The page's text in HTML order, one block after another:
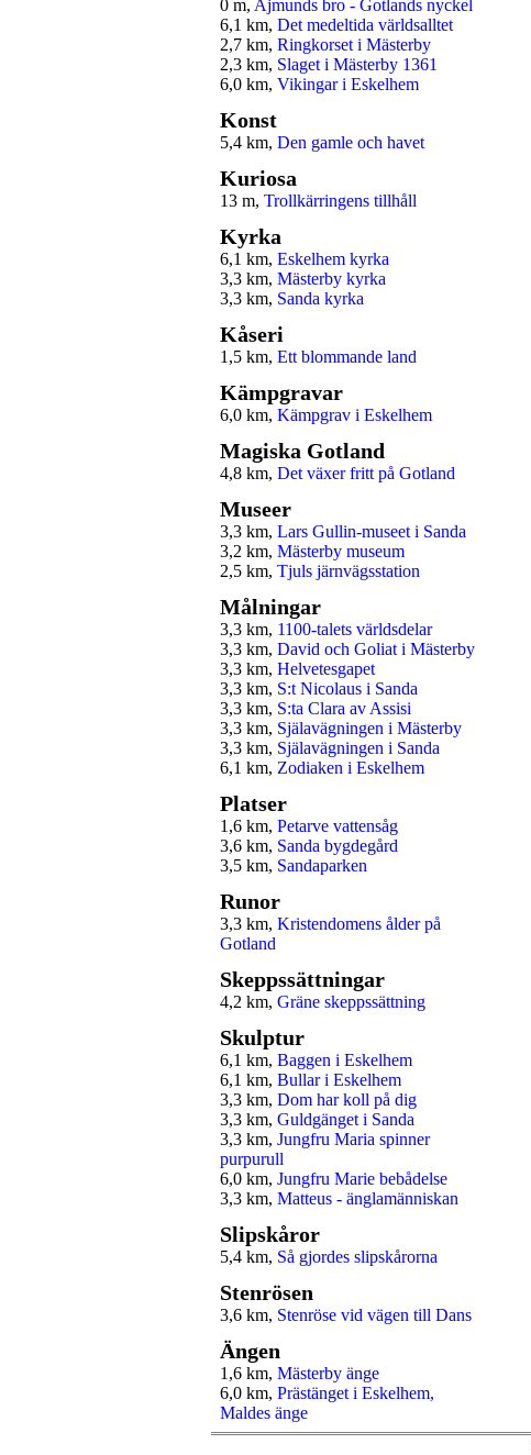
0 m, Ajmunds bro - Gotlands nyckel
6,1 km, Det medeltida världsalltet
2,7 km, Ringkorset i Mästerby
2,3 km, Slaget i Mästerby 1361
6,0 km, Vikingar i Eskelhem
Konst
5,4 km, Den gamle och havet
Kuriosa
13 m, Trollkärringens tillhåll
Kyrka
6,1 km, Eskelhem kyrka
3,3 km, Mästerby kyrka
3,3 km, Sanda kyrka
Kåseri
1,5 km, Ett blommande land
Kämpgravar
6,0 km, Kämpgrav i Eskelhem
Magiska Gotland
4,8 km, Det växer fritt på Gotland
Museer
3,3 km, Lars Gullin-museet i Sanda
3,2 km, Mästerby museum
2,5 km, Tjuls järnvägsstation
Målningar
3,3 km, 1100-talets världsdelar
3,3 km, David och Goliat i Mästerby
3,3 km, Helvetesgapet
3,3 km, S:t Nicolaus i Sanda
3,3 km, S:ta Clara av Assisi
3,3 km, Själavägningen i Mästerby
3,3 km, Själavägningen i Sanda
6,1 km, Zodiaken i Eskelhem
Platser
1,6 km, Petarve vattensåg
3,6 km, Sanda bygdegård
3,5 km, Sandaparken
Runor
3,3 km, Kristendomens ålder på
Gotland
Skeppssättningar
4,2 km, Gräne skeppssättning
Skulptur
6,1 km, Baggen i Eskelhem
6,1 km, Bullar i Eskelhem
3,3 km, Dom har koll på dig
3,3 km, Guldgänget i Sanda
3,3 km, Jungfru Maria spinner
purpurull
6,0 km, Jungfru Marie bebådelse
3,3 km, Matteus - änglamänniskan
Slipskåror
5,4 km, Så gjordes slipskårorna
Stenrösen
3,6 km, Stenröse vid vägen till Dans
Ängen
1,6 km, Mästerby änge
6,0 km, Prästänget i Eskelhem,
Maldes änge